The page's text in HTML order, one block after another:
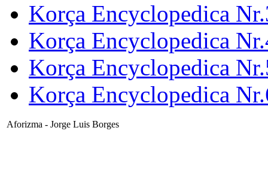
Korça Encyclopedica
Korça Encyclopedica
Korça Encyclopedica
Korça Encyclopedica
Aforizma - Jorge Luis Borges